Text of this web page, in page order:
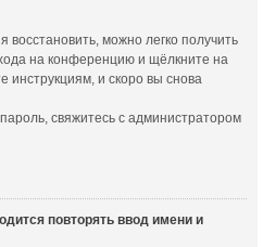
восстановить, можно легко получить
на конференцию и щёлкните на
инструкциям, и скоро вы снова
свяжитесь с администратором
повторять ввод имени и